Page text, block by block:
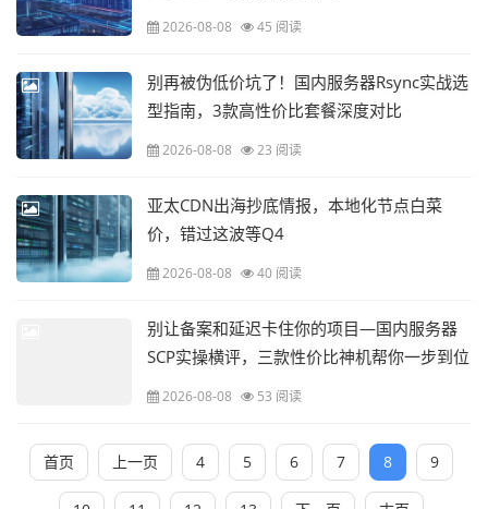
2026-08-08 45 阅读
别再被伪低价坑了！国内服务器Rsync实战选
型指南，3款高性价比套餐深度对比
2026-08-08 23 阅读
亚太CDN出海抄底情报，本地化节点白菜
价，错过这波等Q4
2026-08-08 40 阅读
别让备案和延迟卡住你的项目—国内服务器
SCP实操横评，三款性价比神机帮你一步到位
2026-08-08 53 阅读
首页 上一页 4 5 6 7 8 9